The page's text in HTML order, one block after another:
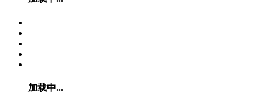
加载中...